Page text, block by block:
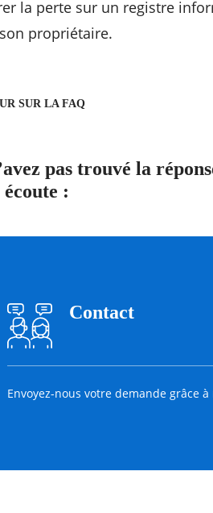
la perte sur un registre
propriétaire.
SUR LA FAQ
pas trouvé la
:
Contact
Envoyez-nous votre demande grâce